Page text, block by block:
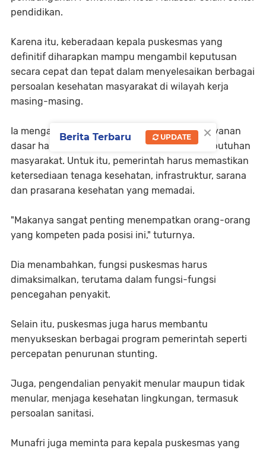
pendidikan.
Karena itu, keberadaan kepala puskesmas yang
definitif diharapkan mampu mengambil keputusan
secara cepat dan tepat dalam menyelesaikan berbagai
persoalan kesehatan masyarakat di wilayah kerja
masing-masing.
Ia mengatakan, layanan kesehatan sebagai layanan
dasar harus mampu menjadi jawaban atas kebutuhan
masyarakat. Untuk itu, pemerintah harus memastikan
ketersediaan tenaga kesehatan, infrastruktur, sarana
dan prasarana kesehatan yang memadai.
"Makanya sangat penting menempatkan orang-orang
yang kompeten pada posisi ini," tuturnya.
Dia menambahkan, fungsi puskesmas harus
dimaksimalkan, terutama dalam fungsi-fungsi
pencegahan penyakit.
Selain itu, puskesmas juga harus membantu
menyukseskan berbagai program pemerintah seperti
percepatan penurunan stunting.
Juga, pengendalian penyakit menular maupun tidak
menular, menjaga kesehatan lingkungan, termasuk
persoalan sanitasi.
Munafri juga meminta para kepala puskesmas yang
×
Berita Terbaru UPDATE